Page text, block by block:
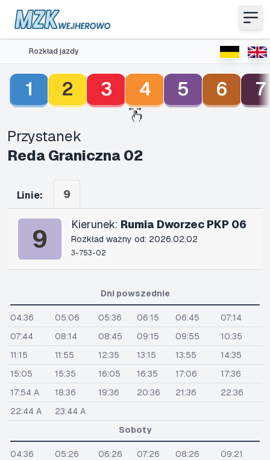
Rozkład jazdy
1 2 3 4 5 6 7
Przystanek
Reda Graniczna 02
Linie: 9
9 Kierunek: Rumia Dworzec PKP 06
Rozkład ważny od: 2026.02.02
3-753-02
Dni powszednie
04:36 05:06 05:36 06:15 06:45
07:14
07:44
08:14 08:45 09:15 09:55
10:35
11:15
11:55 12:35 13:15 13:55
14:35
15:05
15:35 16:05 16:35 17:06
17:36
17:54 A
18:36 19:36 20:36 21:36
22:36
22:44 A
23:44 A
Soboty
04:36 05:26 06:26 07:26 08:26
09:21